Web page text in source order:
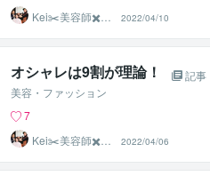
Kei✂️美容師✖️似
合わせの専門家
2022/04/10
オシャレは9割が理論！
記事
美容・ファッション
7
Kei✂️美容師✖️似
合わせの専門家
2022/04/06